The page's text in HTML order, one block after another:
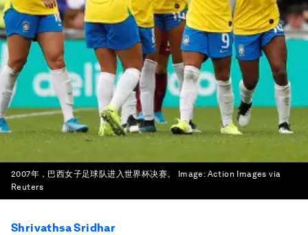
2007年，巴西女子足球队进入世界杯决赛。 Image: Action Images via
Reuters
Shrivathsa Sridhar